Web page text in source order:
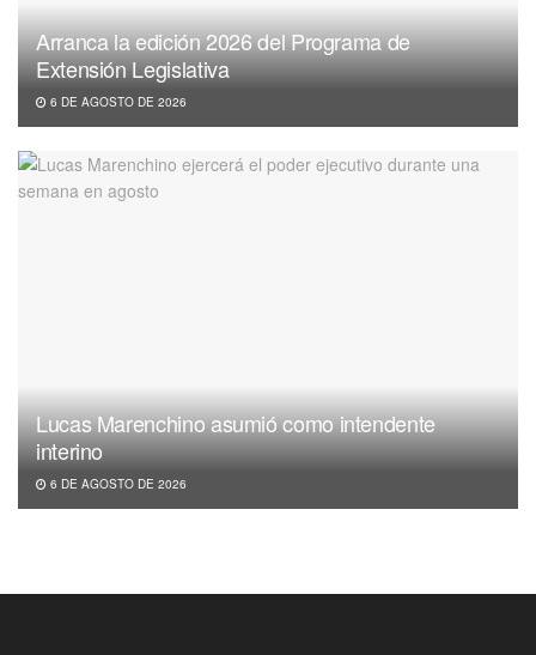
Arranca la edición 2026 del Programa de
Extensión Legislativa
6 DE AGOSTO DE 2026
Lucas Marenchino asumió como intendente
interino
6 DE AGOSTO DE 2026